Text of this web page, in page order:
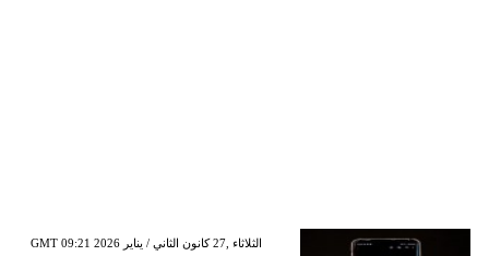
GMT 09:21 2026 الثلاثاء ,27 كانون الثاني / يناير